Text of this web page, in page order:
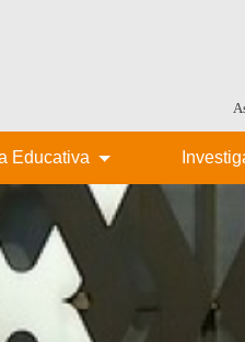
Educativa